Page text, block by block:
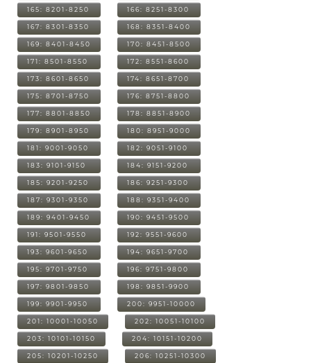
165: 8201-8250 166: 8251-8300
167: 8301-8350 168: 8351-8400
169: 8401-8450 170: 8451-8500
171: 8501-8550 172: 8551-8600
173: 8601-8650 174: 8651-8700
175: 8701-8750 176: 8751-8800
177: 8801-8850 178: 8851-8900
179: 8901-8950 180: 8951-9000
181: 9001-9050 182: 9051-9100
183: 9101-9150 184: 9151-9200
185: 9201-9250 186: 9251-9300
187: 9301-9350 188: 9351-9400
189: 9401-9450 190: 9451-9500
191: 9501-9550 192: 9551-9600
193: 9601-9650 194: 9651-9700
195: 9701-9750 196: 9751-9800
197: 9801-9850 198: 9851-9900
199: 9901-9950 200: 9951-10000
201: 10001-10050 202: 10051-10100
203: 10101-10150 204: 10151-10200
205: 10201-10250 206: 10251-10300